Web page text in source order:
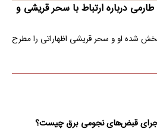
درباره ارتباط با سحر قریشی و
شده او و سحر قریشی اظهاراتی را مطرح
قبض‌های نجومی برق چیست؟